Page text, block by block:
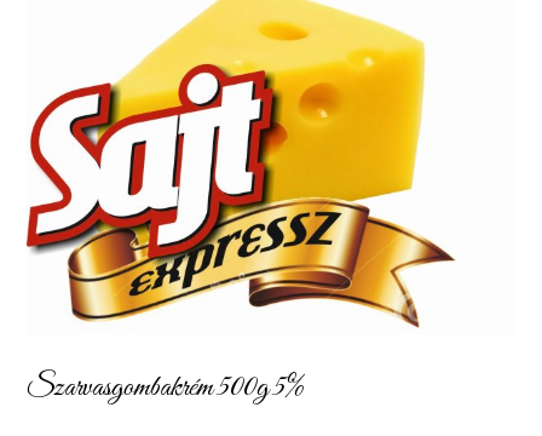
Szarvasgombakrém 500g 5%